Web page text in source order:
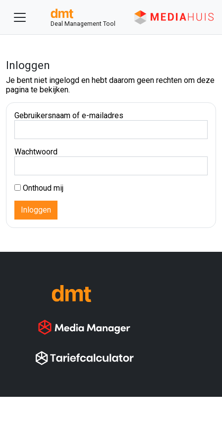
Deal Management Tool
Inloggen
Je bent niet ingelogd en hebt daarom geen rechten om deze
pagina te bekijken.
Gebruikersnaam of e-mailadres
Wachtwoord
Onthoud mij